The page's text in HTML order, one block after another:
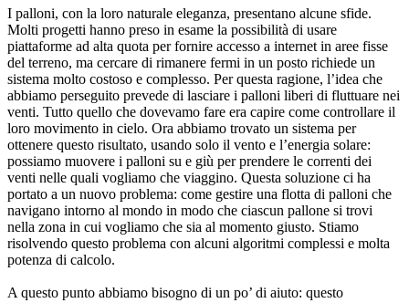
I palloni, con la loro naturale eleganza, presentano alcune sfide.
Molti progetti hanno preso in esame la possibilità di usare
piattaforme ad alta quota per fornire accesso a internet in aree fisse
del terreno, ma cercare di rimanere fermi in un posto richiede un
sistema molto costoso e complesso. Per questa ragione, l’idea che
abbiamo perseguito prevede di lasciare i palloni liberi di fluttuare nei
venti. Tutto quello che dovevamo fare era capire come controllare il
loro movimento in cielo. Ora abbiamo trovato un sistema per
ottenere questo risultato, usando solo il vento e l’energia solare:
possiamo muovere i palloni su e giù per prendere le correnti dei
venti nelle quali vogliamo che viaggino. Questa soluzione ci ha
portato a un nuovo problema: come gestire una flotta di palloni che
navigano intorno al mondo in modo che ciascun pallone si trovi
nella zona in cui vogliamo che sia al momento giusto. Stiamo
risolvendo questo problema con alcuni algoritmi complessi e molta
potenza di calcolo.
A questo punto abbiamo bisogno di un po’ di aiuto: questo